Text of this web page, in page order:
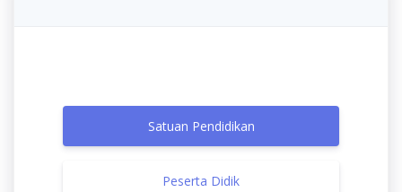
Satuan Pendidikan
Peserta Didik